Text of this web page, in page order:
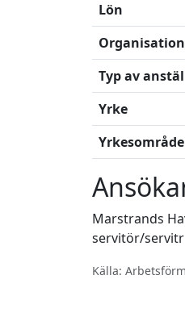
Lön
Typ av
Yrke
Yrkesområde
Marstrands
servitör/
Källa: